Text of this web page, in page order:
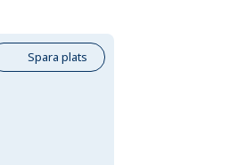
Spara plats